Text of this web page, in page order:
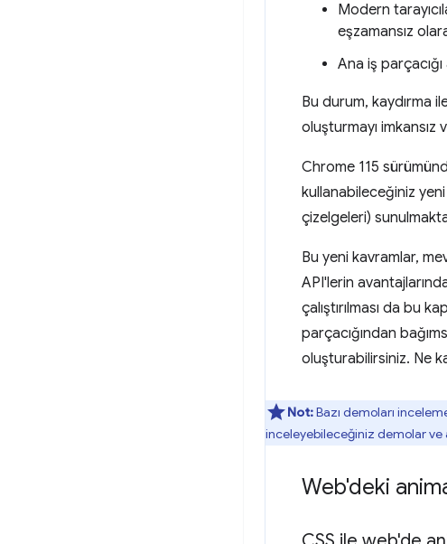
Modern
eşzamansız
Ana iş
Bu durum, kaydırma
oluşturmayı
Chrome 115
kullanabileceğiniz
çizelgeleri)
Bu yeni kavramlar,
API'lerin
çalıştırılması da bu
parçacığından
oluşturabilirsiniz. Ne
Not:Bazı demoları
inceleyebileceğiniz demolar ve
Web'deki